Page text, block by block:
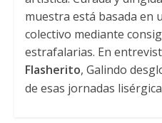
muestra está basada en
colectivo mediante
estrafalarias. En
Flasherito, Galindo
de esas jornadas